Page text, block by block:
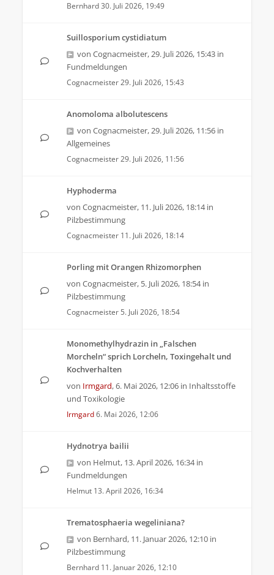
Bernhard30. Juli 2026, 19:49
Suillosporium cystidiatum
von Cognacmeister,29. Juli 2026, 15:43 in
Fundmeldungen
Cognacmeister29. Juli 2026, 15:43
Anomoloma albolutescens
von Cognacmeister,29. Juli 2026, 11:56 in
Allgemeines
Cognacmeister29. Juli 2026, 11:56
Hyphoderma
von Cognacmeister, 11. Juli 2026, 18:14in
Pilzbestimmung
Cognacmeister 11. Juli 2026, 18:14
Porling mit Orangen Rhizomorphen
von Cognacmeister, 5. Juli 2026, 18:54in
Pilzbestimmung
Cognacmeister 5. Juli 2026, 18:54
Monomethylhydrazin in „Falschen
Morcheln“ sprich Lorcheln, Toxingehalt und
Kochverhalten
von Irmgard,6. Mai 2026, 12:06 in Inhaltsstoffe
und Toxikologie
Irmgard6. Mai 2026, 12:06
Hydnotrya bailii
von Helmut, 13. April 2026, 16:34in
Fundmeldungen
Helmut 13. April 2026, 16:34
Trematosphaeria wegeliniana?
von Bernhard, 11. Januar 2026, 12:10 in
Pilzbestimmung
Bernhard 11. Januar 2026, 12:10